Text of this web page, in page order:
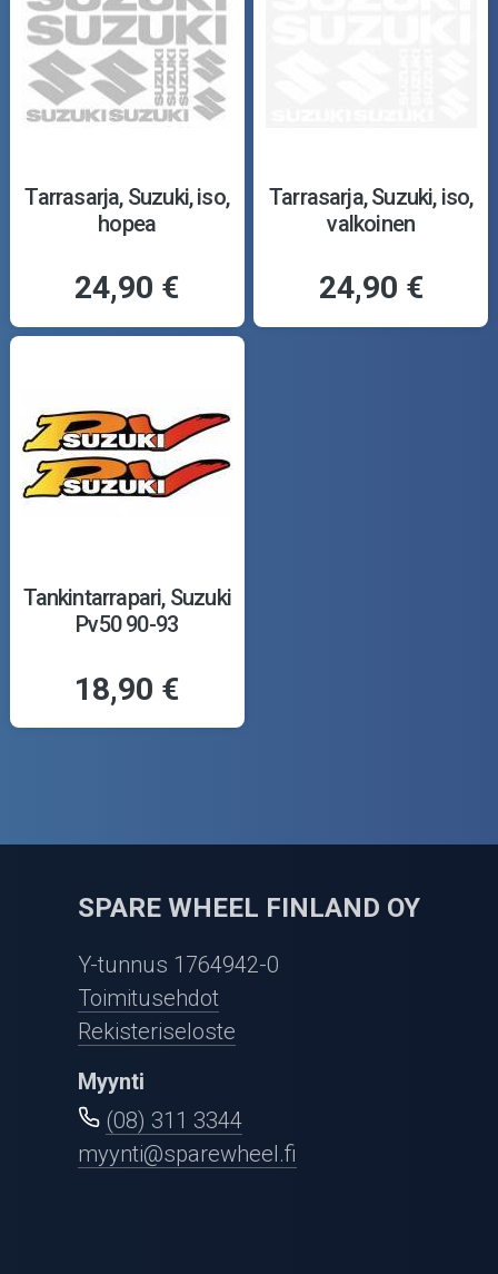
Tarrasarja, Suzuki, iso,
hopea
24,90 €
Tarrasarja, Suzuki, iso,
valkoinen
24,90 €
Tankintarrapari, Suzuki
Pv50 90-93
18,90 €
SPARE WHEEL FINLAND OY
Y-tunnus 1764942-0
Toimitusehdot
Rekisteriseloste
Myynti
(08) 311 3344
myynti@sparewheel.fi